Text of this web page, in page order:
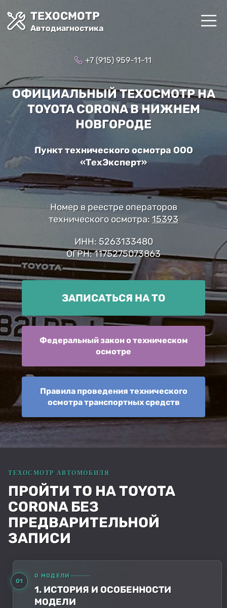
ТЕХОСМОТР
Автодиагностика
+7 (915) 959-11-11
ОФИЦИАЛЬНЫЙ ТЕХОСМОТР НА
TOYOTA CORONA В НИЖНЕМ
НОВГОРОДЕ
Пункт технического осмотра ООО
«ТехЭксперт»
Номер в реестре операторов
технического осмотра: 15393
ИНН: 5263133480
ОГРН: 1175275073863
ЗАПИСАТЬСЯ НА ТО
Федеральный закон о техническом
осмотре
Правила проведения технического
осмотра транспортных средств
ПРОЙТИ ТО НА TOYOTA
CORONA БЕЗ
ПРЕДВАРИТЕЛЬНОЙ
ЗАПИСИ
01
О МОДЕЛИ
1. ИСТОРИЯ И ОСОБЕННОСТИ
МОДЕЛИ